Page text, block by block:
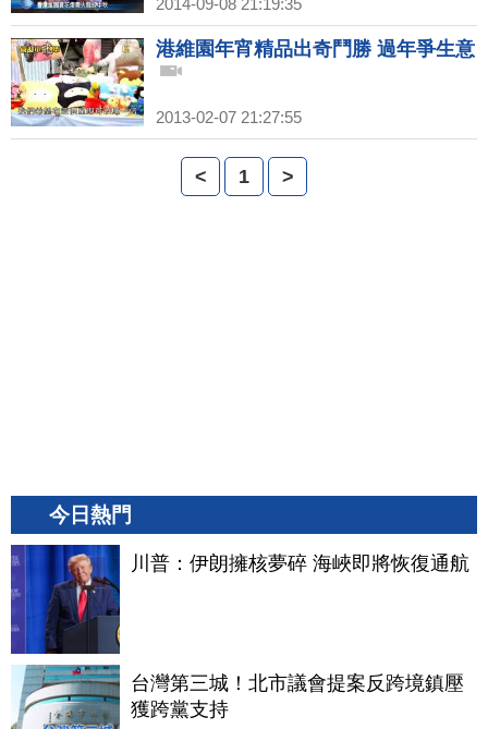
2014-09-08 21:19:35
港維園年宵精品出奇鬥勝 過年爭生意
2013-02-07 21:27:55
< 1 >
今日熱門
川普：伊朗擁核夢碎 海峽即將恢復通航
台灣第三城！北市議會提案反跨境鎮壓
獲跨黨支持